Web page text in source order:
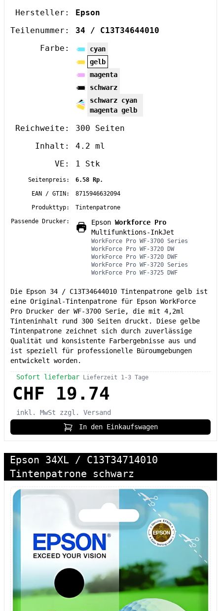
Hersteller:
Epson
Teilenummer:
34 / C13T34644010
Farbe:
cyan
gelb
magenta
schwarz
schwarz cyan
magenta gelb
Reichweite:
300 Seiten
Inhalt:
4.2 ml
VE:
1 Stk
Seitenpreis:
6.58 Rp.
EAN / GTIN:
8715946632094
Produkttyp:
Tintenpatrone
Passende Drucker:
Epson Workforce Pro
Multifunktions-InkJet
WorkForce Pro WF-3700 Series
WorkForce Pro WF-3720 DW
WorkForce Pro WF-3720 DWF
WorkForce Pro WF-3720 Series
WorkForce Pro WF-3725 DWF
Die Epson 34 / C13T34644010 Tintenpatrone gelb ist
eine Original-Tintenpatrone für Epson WorkForce
Pro Drucker der WF-3700 Serie, die mit 4,2ml
Tinteninhalt rund 300 Seiten druckt. Diese gelbe
Tintenpatrone zeichnet sich durch zuverlässige
Qualität und konsistente Farbergebnisse aus und
ist speziell für professionelle Büroumgebungen
entwickelt worden.
Sofort lieferbar Lieferzeit 1-3 Tage
CHF 19.74
inkl. MwSt
zzgl. Versand
In den Einkaufswagen
Epson 34XL / C13T34714010
Tintenpatrone schwarz